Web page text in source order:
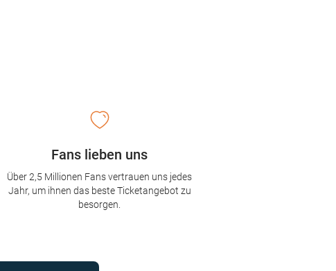
Fans lieben uns
Über 2,5 Millionen Fans vertrauen uns jedes
Jahr, um ihnen das beste Ticketangebot zu
besorgen.